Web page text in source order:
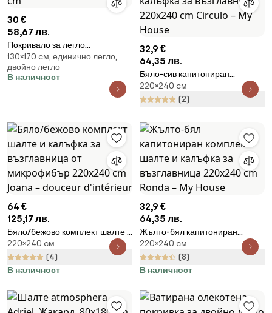
30 €
58,67 лв.
Покривало за легло
atmosphera Ikat, 130x170 cm
130×170 cм, единично легло,
двойно легло
В наличност
32,9 €
64,35 лв.
Бяло-сив капитониран
комплект шалте и калъфка за
възглавница 220x240 cm
220×240 cм
(2)
64 €
125,17 лв.
Бяло/бежово комплект шалте и
калъфка за възглавница от
микрофибър 220x240 cm
Joana – douceur d'intérieur
220×240 cм
(4)
В наличност
32,9 €
64,35 лв.
Жълто-бял капитониран
комплект шалте и калъфка за
възглавница 220x240 cm
Ronda – My House
220×240 cм
(8)
В наличност